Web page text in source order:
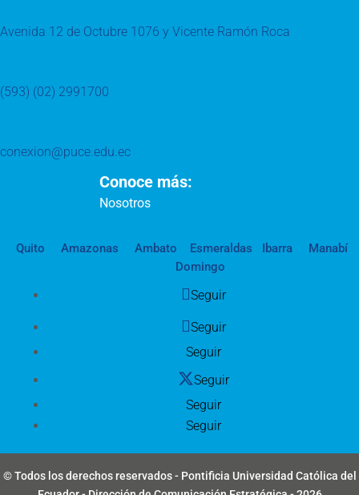
Avenida 12 de Octubre 1076 y Vicente Ramón Roca
(593) (02) 2991700
conexion@puce.edu.ec
Conoce más:
Nosotros
Quito Amazonas Ambato Esmeraldas Ibarra
Manabí
Domingo
Seguir
Seguir
Seguir
Seguir
Seguir
Seguir
© Todos los derechos reservados - Pontificia Universidad Católica del